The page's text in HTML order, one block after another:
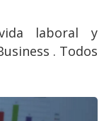
. Todos